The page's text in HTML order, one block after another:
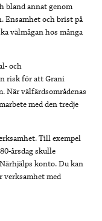
bland annat genom
Ensamhet och brist på
välmågan hos många
och
risk för att Grani
När välfärdsområdenas
med den tredje
Till exempel
årsdag skulle
konto. Du kan
med